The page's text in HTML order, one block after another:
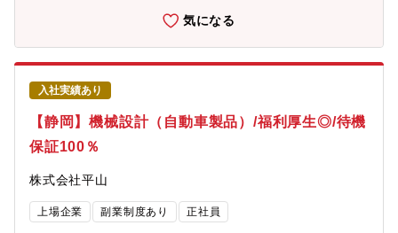
ャレンジに対しても推奨しています。【環境】 基本は本社勤務で
での初期フェーズを担当し、課内のデザイナーやデジタルモデラ
す。スズキ四輪デザイン部では、デザイン開発の確認・承認プロ
セスに加え、プロモーションやリクルート業務など多目的にCGと
VRの活用を推進し、開発の効率化とコミュニケーションの活性化
に取り組んでいます。CGクリエイターは、カタチの魅力を対外的
に伝えるだけでなく、コンセプトやデザインテーマの世界観、ス
トーリー、使用シーンをCGを通して表現することで、デザインの
プレゼンスとチームの発想力向上において重要な役割を担いま
も、ご自身が経験した外部からの視点で活発な意見を求めていま
す。≪部門のミッション、ビジョン≫スズキの四輪デザイン部が
目指している事は、期待を超えるデザインです！それを称して
「凸するデザイン」と呼んでいます。お客様に「おっ、コレ！コ
レ！」と共感いただけるお客様の期待を超えた凸するデザインを
発信していきたいと日々考えています。≪配属部署≫・配属され
る部門名称：商品企画本部 四輪デザイン部・配属拠点：本社・
就業時間：8:45~17:30・在宅勤務利用状況：業務によって調整可
≪入社後の教育体制/フォロー体制≫本社（浜松）四輪デザイン部
ンについては短期間の教育プログラムを用意しております。導入
教育後は四輪車エクステリアもしくはインテリアのモデラーチー
ムに所属いただき、量産開発において即戦力として活躍いただき
気になる
入社実績あり
【静岡】機械設計（自動車製品）/福利厚生◎/待機
保証100％
株式会社平山
上場企業 副業制度あり 正社員